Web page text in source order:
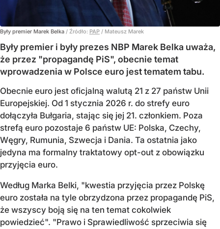
Były premier Marek Belka / Źródło: PAP / Mateusz Marek
Były premier i były prezes NBP Marek Belka uważa,
że przez "propagandę PiS", obecnie temat
wprowadzenia w Polsce euro jest tematem tabu.
Obecnie euro jest oficjalną walutą 21 z 27 państw Unii
Europejskiej. Od 1 stycznia 2026 r. do strefy euro
dołączyła Bułgaria, stając się jej 21. członkiem. Poza
strefą euro pozostaje 6 państw UE: Polska, Czechy,
Węgry, Rumunia, Szwecja i Dania. Ta ostatnia jako
jedyna ma formalny traktatowy opt-out z obowiązku
przyjęcia euro.
Według Marka Belki, "kwestia przyjęcia przez Polskę
euro została na tyle obrzydzona przez propagandę PiS,
że wszyscy boją się na ten temat cokolwiek
powiedzieć". "Prawo i Sprawiedliwość sprzeciwia się